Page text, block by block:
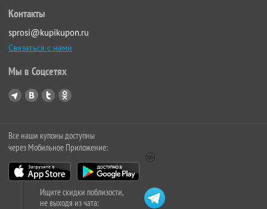
Контакты
sprosi@kupikupon.ru
Связаться с нами
Мы в Соцсетях
Все наши купоны доступны
через Мобильное Приложение:
Ищите скидки поблизости,
не выходя из чата: